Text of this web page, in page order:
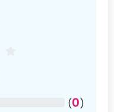
(0)